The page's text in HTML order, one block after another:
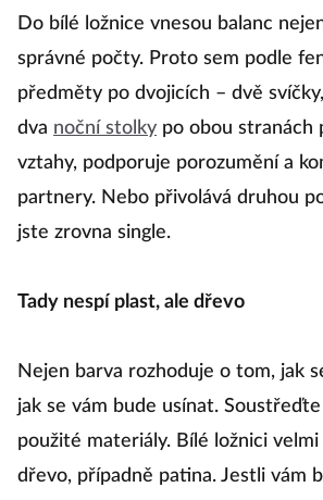
Do bílé ložnice vnesou balanc
správné počty. Proto sem podle
předměty po dvojicích – dvě
dva noční stolky po obou stranách
vztahy, podporuje porozumění a
partnery. Nebo přivolává druhou
jste zrovna single.
Tady nespí plast, ale dřevo
Nejen barva rozhoduje o tom, jak
jak se vám bude usínat.
použité materiály. Bílé ložnici velmi
dřevo, případně patina. Jestli vám